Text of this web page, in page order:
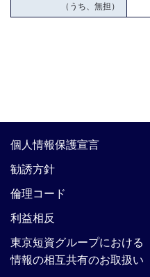
（うち、無担）
個人情報保護宣言
勧誘方針
倫理コード
利益相反
東京短資グループにおける
情報の相互共有のお取扱い